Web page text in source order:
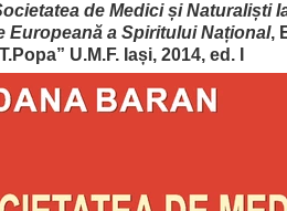
de Medici și Naturaliști
Europeană a Spiritului Național,
U.M.F. Iași, 2014, ed. I